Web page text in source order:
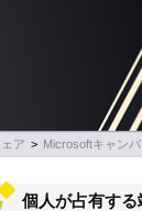
ア > Microsoftキャン
個人が占有す